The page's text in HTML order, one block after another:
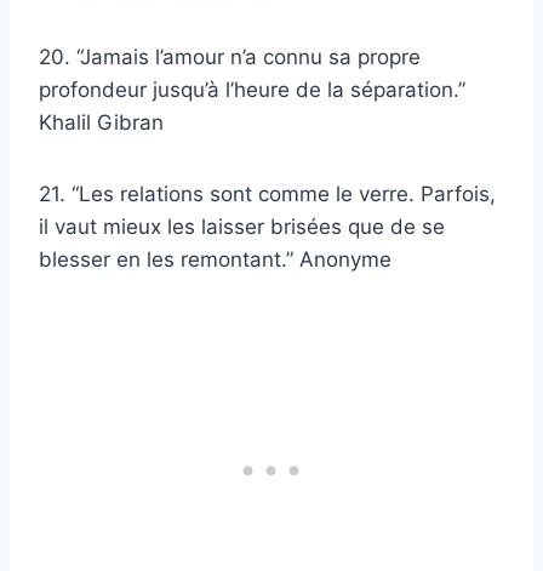
20. “Jamais l’amour n’a connu sa propre
profondeur jusqu’à l’heure de la séparation.”
Khalil Gibran
21. “Les relations sont comme le verre. Parfois,
il vaut mieux les laisser brisées que de se
blesser en les remontant.” Anonyme